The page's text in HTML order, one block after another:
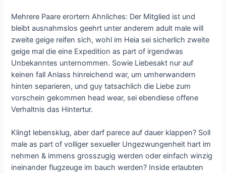
Mehrere Paare erortern Ahnliches: Der Mitglied ist und
bleibt ausnahmslos geehrt unter anderem adult male will
zweite geige reifen sich, wohl im Heia sei sicherlich zweite
geige mal die eine Expedition as part of irgendwas
Unbekanntes unternommen. Sowie Liebesakt nur auf
keinen fall Anlass hinreichend war, um umherwandern
hinten separieren, und guy tatsachlich die Liebe zum
vorschein gekommen head wear, sei ebendiese offene
Verhaltnis das Hintertur.
Klingt lebensklug, aber darf parece auf dauer klappen? Soll
male as part of volliger sexueller Ungezwungenheit hart im
nehmen & immens grosszugig werden oder einfach winzig
ineinander flugzeuge im bauch werden? Inside erlaubten